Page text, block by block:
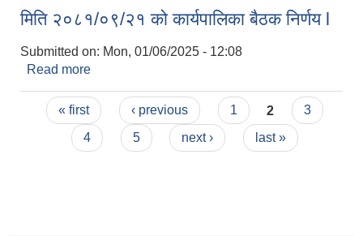
मिति २०८१/०९/२१ को कार्यपालिका बैठक निर्णय l
Submitted on: Mon, 01/06/2025 - 12:08
Read more
Pages
« first ‹ previous 1 2
3
4
5 next › last »